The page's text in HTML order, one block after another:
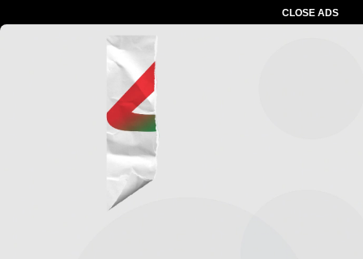
CLOSE ADS
Advertesment